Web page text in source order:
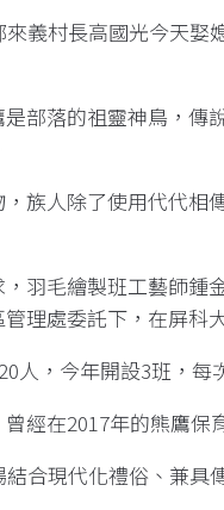
來義村長高國光今天
部落的祖靈神鳥，
族人除了使用代代
羽毛繪製班工藝師
理處委託下，在屏科
人，今年開設3班，
經在2017年的熊鷹
合現代化禮俗、兼具